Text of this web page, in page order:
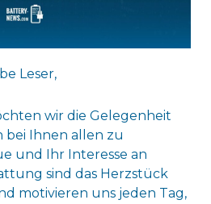
Leser,
wir die Gelegenheit
bei Ihnen allen zu
und Ihr Interesse an
sind das Herzstück
motivieren uns jeden Tag,